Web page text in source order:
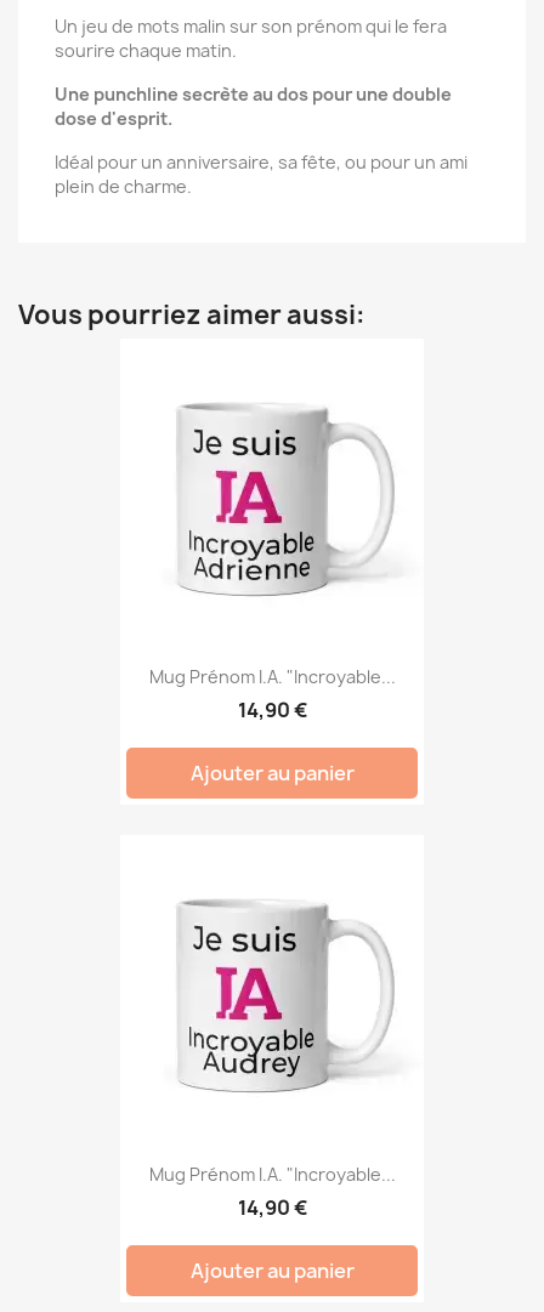
Un jeu de mots malin sur son prénom qui le fera
sourire chaque matin.
Une punchline secrète au dos pour une double
dose d'esprit.
Idéal pour un anniversaire, sa fête, ou pour un ami
plein de charme.
Vous pourriez aimer aussi:
Mug Prénom I.A. "Incroyable...
14,90 €
Ajouter au panier
Mug Prénom I.A. "Incroyable...
14,90 €
Ajouter au panier